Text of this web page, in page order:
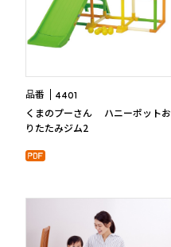
品番 4401
くまのプーさん ハニーポットお
りたたみジム2